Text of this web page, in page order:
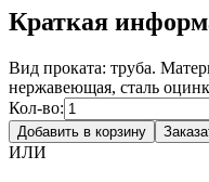
Краткая
Вид проката: труба.
нержавеющая, сталь
Кол-во:
Добавить в корзину
ИЛИ